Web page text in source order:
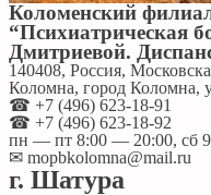
Коломенский
“Психиатрическая
Дмитриевой.
140408, Россия,
Коломна, город Коломна,
☎ +7 (496) 623-18-91
☎ +7 (496) 623-18-92
пн — пт 8:00 — 20:00, сб
✉ mopbkolomna@mail.ru
г. Шатура